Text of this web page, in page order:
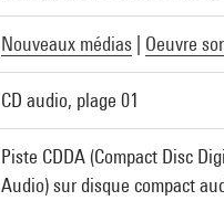
Nouveaux médias Oeuvre
CD audio, plage 01
Piste CDDA (Compact Disc
Audio) sur disque compact